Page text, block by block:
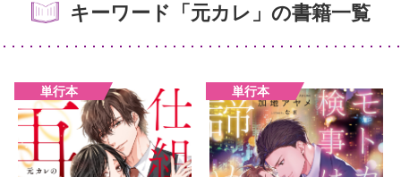
キーワード「元カレ」の書籍一覧